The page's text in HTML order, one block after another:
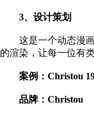
3、设计策划
这是一个动态漫
的渲染，让每一位有
案例： Christou
品牌： Christou